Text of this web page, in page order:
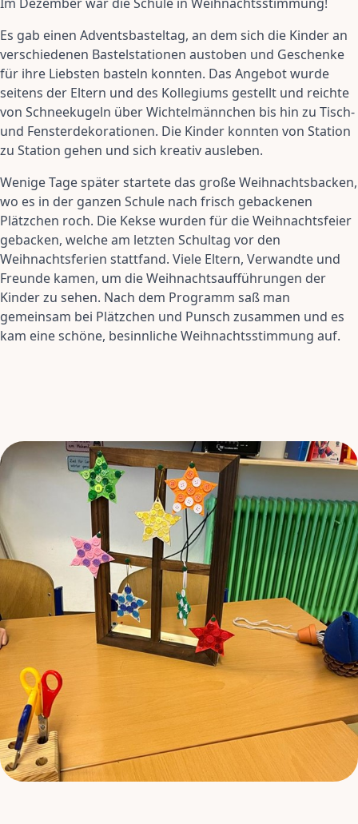
Es gab einen Adventsbasteltag, an dem sich die Kinder an
verschiedenen Bastelstationen austoben und Geschenke
für ihre Liebsten basteln konnten. Das Angebot wurde
seitens der Eltern und des Kollegiums gestellt und reichte
von Schneekugeln über Wichtelmännchen bis hin zu Tisch-
und Fensterdekorationen. Die Kinder konnten von Station
zu Station gehen und sich kreativ ausleben.
Wenige Tage später startete das große Weihnachtsbacken,
wo es in der ganzen Schule nach frisch gebackenen
Plätzchen roch. Die Kekse wurden für die Weihnachtsfeier
gebacken, welche am letzten Schultag vor den
Weihnachtsferien stattfand. Viele Eltern, Verwandte und
Freunde kamen, um die Weihnachtsaufführungen der
Kinder zu sehen. Nach dem Programm saß man
gemeinsam bei Plätzchen und Punsch zusammen und es
kam eine schöne, besinnliche Weihnachtsstimmung auf.